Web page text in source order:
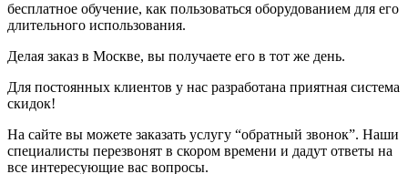
бесплатное обучение, как пользоваться оборудованием для его
длительного использования.
Делая заказ в Москве, вы получаете его в тот же день.
Для постоянных клиентов у нас разработана приятная система
скидок!
На сайте вы можете заказать услугу “обратный звонок”. Наши
специалисты перезвонят в скором времени и дадут ответы на
все интересующие вас вопросы.